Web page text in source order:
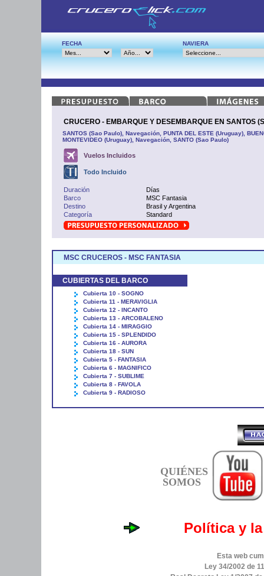
FECHA NAVIERA
CRUCERO - EMBARQUE Y DESEMBARQUE EN SANTOS
SANTOS (Sao Paulo), Navegación, PUNTA DEL ESTE (Uruguay),
MONTEVIDEO (Uruguay), Navegación, SANTO (Sao Paulo)
Vuelos Incluidos
Todo Incluido
Duración
Días
Barco
MSC Fantasia
Destino
Brasil y Argentina
Categoría
Standard
MSC CRUCEROS - MSC FANTASIA
CUBIERTAS DEL BARCO
Cubierta 10 - SOGNO
Cubierta 11 - MERAVIGLIA
Cubierta 12 - INCANTO
Cubierta 13 - ARCOBALENO
Cubierta 14 - MIRAGGIO
Cubierta 15 - SPLENDIDO
Cubierta 16 - AURORA
Cubierta 18 - SUN
Cubierta 5 - FANTASIA
Cubierta 6 - MAGNIFICO
Cubierta 7 - SUBLIME
Cubierta 8 - FAVOLA
Cubierta 9 - RADIOSO
QUIÉNES
SOMOS
Política y
Esta web
Ley 34/2002 de